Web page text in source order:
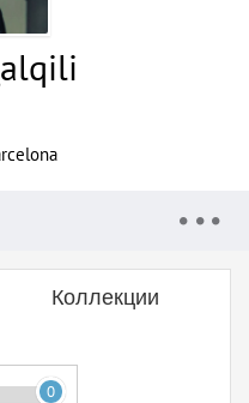
Коллекции
0